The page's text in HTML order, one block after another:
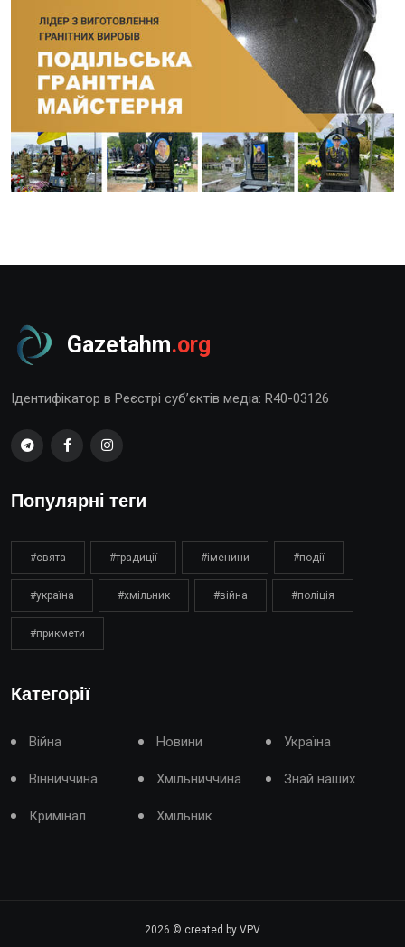
Gazetahm.org
Ідентифікатор в Реєстрі суб’єктів медіа: R40-03126
Популярні теги
#свята #традиції #іменини #події
#україна #хмільник #війна #поліція
#прикмети
Категорії
Війна Новини Україна
Вінниччина Хмільниччина Знай наших
Кримінал Хмільник
2026 © created by VPV